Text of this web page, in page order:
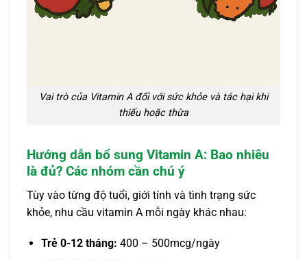
Vai trò của Vitamin A đối với sức khỏe và tác hại khi
thiếu hoặc thừa
Hướng dẫn bổ sung Vitamin A: Bao nhiêu
là đủ? Các nhóm cần chú ý
Tùy vào từng độ tuổi, giới tính và tình trạng sức
khỏe, nhu cầu vitamin A mỗi ngày khác nhau:
Trẻ 0-12 tháng: 400 – 500mcg/ngày